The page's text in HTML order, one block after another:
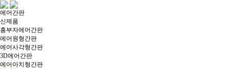
에어간판
신제품
흥부자에어간판
에어원형간판
에어사각형간판
3D에어간판
에어아치형간판